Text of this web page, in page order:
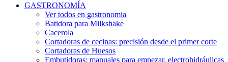
GASTRONOMÍA
Ver todos en gastronomia
Batidora para Milkshake
Cacerola
Cortadoras de cecinas: precisión desde el primer corte
Cortadoras de Huesos
Embutidoras: manuales para empezar, electrohidráulicas